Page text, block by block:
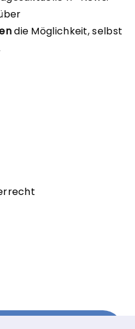
die Möglichkeit, selbst